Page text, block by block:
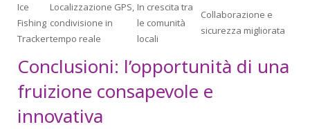
Ice
Fishing
Tracker
Localizzazione GPS,
condivisione in
tempo reale
In crescita tra
le comunità
locali
Collaborazione e
sicurezza migliorata
Conclusioni: l’opportunità di una
fruizione consapevole e
innovativa